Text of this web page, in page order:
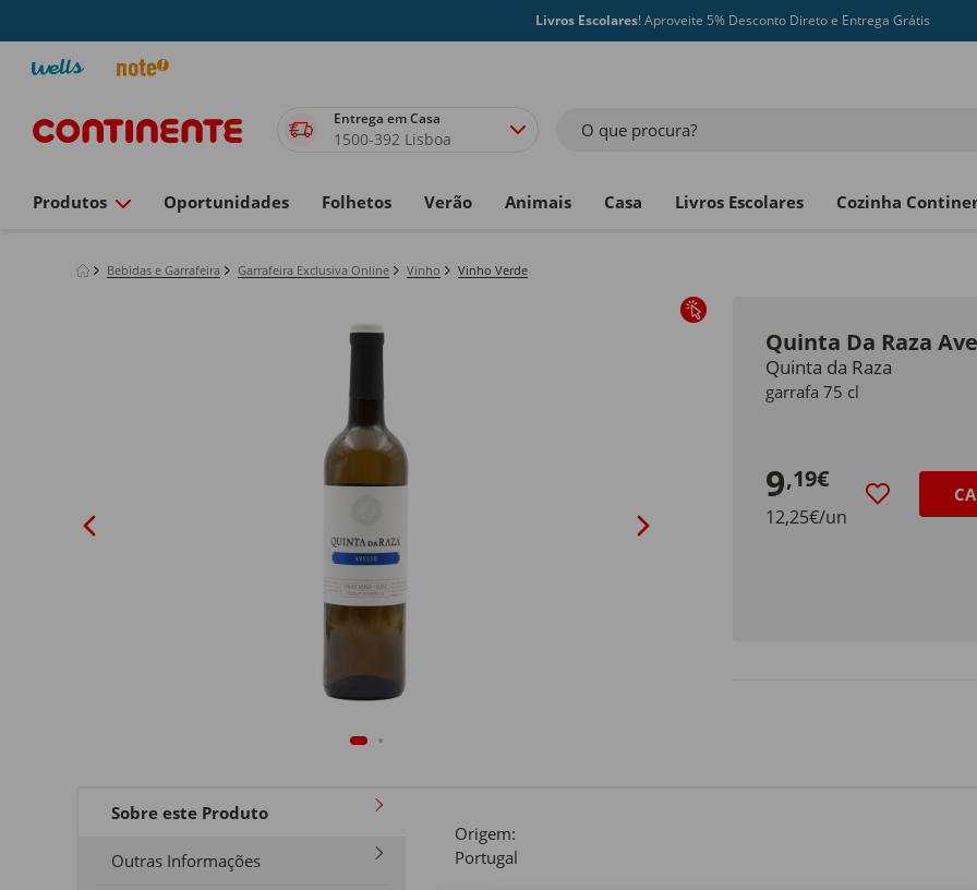
Livros Escolares! Aproveite 5% Desconto Direto e Entrega Grátis
Entrega em Casa
1500-392 Lisboa O que procura?
Produtos Oportunidades Folhetos Verão Animais Casa Livros Escolares Cozinha
Bebidas e Garrafeira Garrafeira Exclusiva Online Vinho Vinho Verde
Quinta Da Raza
Quinta da Raza
garrafa 75 cl
9,19€
12,25€/un
Sobre este Produto
Outras Informações
Origem:
Portugal